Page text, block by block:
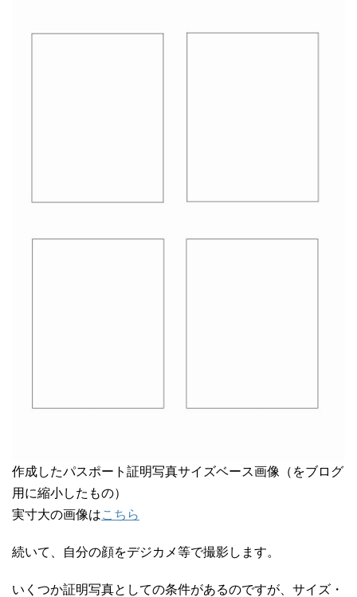
作成したパスポート証明写真サイズベース画像（をブログ
用に縮小したもの）
実寸大の画像はこちら
続いて、自分の顔をデジカメ等で撮影します。
いくつか証明写真としての条件があるのですが、サイズ・